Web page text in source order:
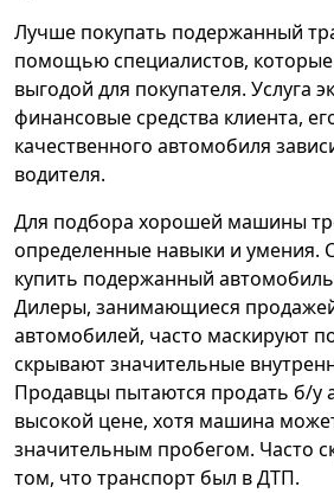
Лучше покупать подержанный
помощью специалистов,
выгодой для покупателя. Услуга
финансовые средства клиента,
качественного автомобиля
водителя.
Для подбора хорошей машины
определенные навыки и умения.
купить подержанный автомобиль
Дилеры, занимающиеся
автомобилей, часто маскируют
скрывают значительные
Продавцы пытаются продать б/у
высокой цене, хотя машина
значительным пробегом. Часто
том, что транспорт был в ДТП.